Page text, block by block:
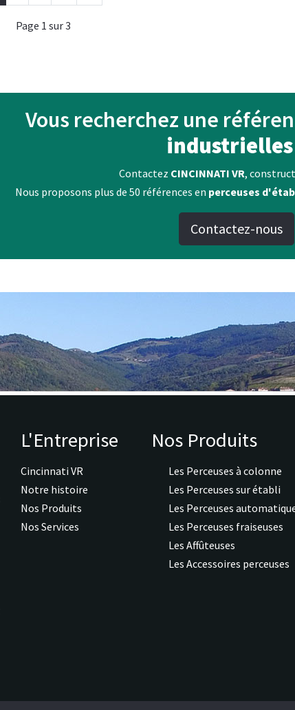
Page 1 sur 3
Vous recherchez une
industrielles
Contactez CINCINNATI VR,
Nous proposons plus de 50 références en perceuses
Contactez-nous
L'Entreprise
Cincinnati VR
Notre histoire
Nos Produits
Nos Services
Nos Produits
Les Perceuses à colonne
Les Perceuses sur établi
Les Perceuses
Les Perceuses fraiseuses
Les Affûteuses
Les Accessoires perceuses